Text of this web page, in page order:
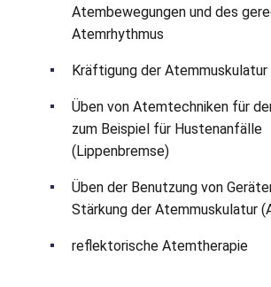
Atembewegungen und des
Atemrhythmus
Kräftigung der Atemmuskulatur
Üben von Atemtechniken für
zum Beispiel für Hustenanfälle
(Lippenbremse)
Üben der Benutzung von
Stärkung der Atemmuskulatur
reflektorische Atemtherapie